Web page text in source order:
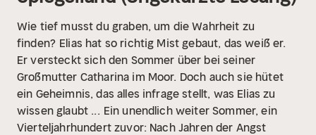
Wie tief musst du graben, um die Wahrheit zu
finden? Elias hat so richtig Mist gebaut, das weiß er.
Er versteckt sich den Sommer über bei seiner
Großmutter Catharina im Moor. Doch auch sie hütet
ein Geheimnis, das alles infrage stellt, was Elias zu
wissen glaubt ... Ein unendlich weiter Sommer, ein
Vierteljahrhundert zuvor: Nach Jahren der Angst